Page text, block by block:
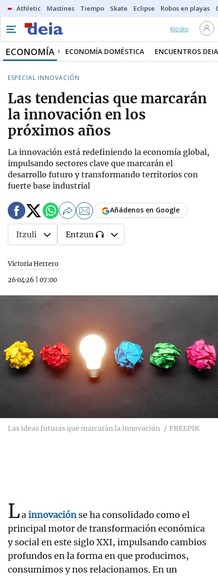
Athletic Mastines Tiempo Skate Eclipse Robos en playas
Kiosko
ECONOMÍA ECONOMÍA DOMÉSTICA ENCUENTROS DEIA
ESPECIAL INNOVACIÓN
Las tendencias que marcarán
la innovación en los
próximos años
La innovación está redefiniendo la economía global,
impulsando sectores clave que marcarán el
desarrollo futuro y transformando territorios con
fuerte base industrial
Victoria Herrero
26·04·26
07:00
Añádenos en Google
Itzuli Entzun
Las ideas futuras que marcarán la innovación FREEPIK
Lainnovación se ha consolidado como el
principal motor de transformación económica
y social en este siglo XXI, impulsando cambios
profundos en la forma en que producimos,
consumimos y nos relacionamos. En un